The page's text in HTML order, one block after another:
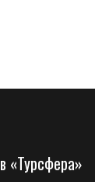
«Турсфера»